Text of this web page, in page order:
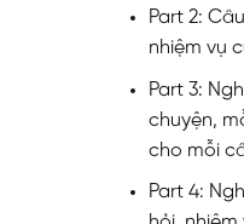
Part 2:
nhiệm vụ
Part 3:
chuyện,
cho mỗi
Part 4: